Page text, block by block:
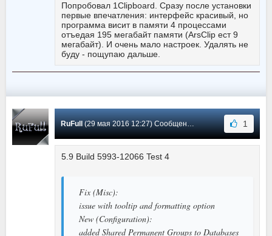
Попробовал 1Clipboard. Сразу после установки
первые впечатления: интерфейс красивый, но
программа висит в памяти 4 процессами
отъедая 195 мегабайт памяти (ArsClip ест 9
мегабайт). И очень мало настроек. Удалять не
буду - пощупаю дальше.
RuFull (29 мая 2016 12:27) Сообщение #79 1
5.9 Build 5993-12066 Test 4
Fix (Misc):
issue with tooltip and formatting option
New (Configuration):
added Shared Permanent Groups to Databases